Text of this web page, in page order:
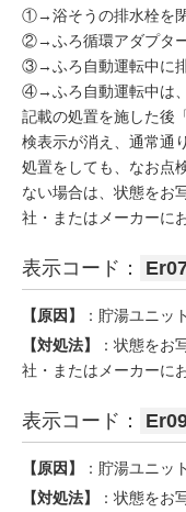
①→浴そうの排水栓を
②→ふろ循環アダプター
③→ふろ自動運転中に排
④→ふろ自動運転中は、
記載の処置を施した後
検表示が消え、通常通
処置をしても、なお点
ない場合は、状態をお
社・またはメーカーに
表示コード：
【原因】
：貯湯ユニッ
【対処法】
：状態をお
社・またはメーカーに
表示コード：
【原因】
：貯湯ユニッ
【対処法】
：状態をお